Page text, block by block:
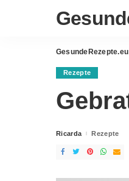
GesundeRezepte.eu
Rezepte
Posted
Ricarda Rezepte